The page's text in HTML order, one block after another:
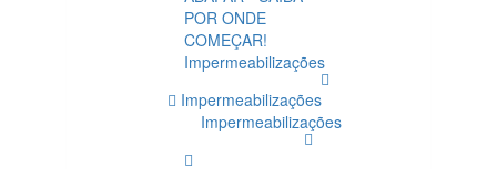
POR ONDE
COMEÇAR!
Impermeabilizações
Impermeabilizações
Impermeabilizações